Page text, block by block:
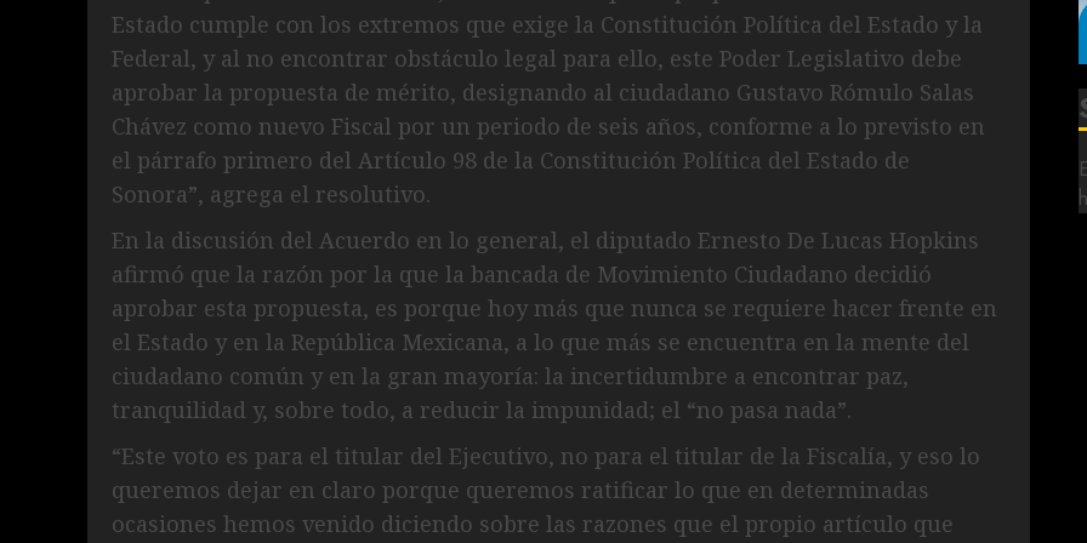
Estado cumple con los extremos que exige la Constitución Política del Estado y la
Federal, y al no encontrar obstáculo legal para ello, este Poder Legislativo debe
aprobar la propuesta de mérito, designando al ciudadano Gustavo Rómulo Salas
Chávez como nuevo Fiscal por un periodo de seis años, conforme a lo previsto en
el párrafo primero del Artículo 98 de la Constitución Política del Estado de
Sonora”, agrega el resolutivo.
En la discusión del Acuerdo en lo general, el diputado Ernesto De Lucas Hopkins
afirmó que la razón por la que la bancada de Movimiento Ciudadano decidió
aprobar esta propuesta, es porque hoy más que nunca se requiere hacer frente en
el Estado y en la República Mexicana, a lo que más se encuentra en la mente del
ciudadano común y en la gran mayoría: la incertidumbre a encontrar paz,
tranquilidad y, sobre todo, a reducir la impunidad; el “no pasa nada”.
“Este voto es para el titular del Ejecutivo, no para el titular de la Fiscalía, y eso lo
queremos dejar en claro porque queremos ratificar lo que en determinadas
ocasiones hemos venido diciendo sobre las razones que el propio artículo que